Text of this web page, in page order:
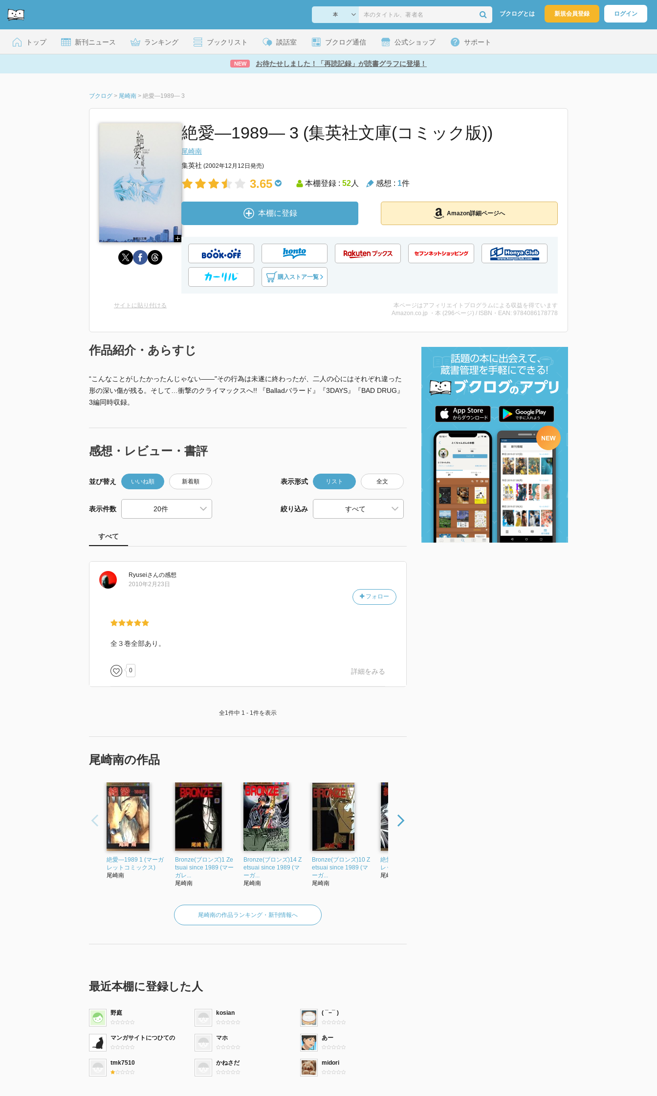
ブクログとは 新規会員登録 ログイン
トップ 新刊ニュース ランキング ブックリスト 談話室 ブクログ通信 公式ショップ サポート
NEW お待たせしました！「再読記録」が読書グラフに登場！
ブクログ > 尾崎南 > 絶愛―1989― 3
絶愛―1989― 3 (集英社文庫(コミック版))
尾崎南
集英社 (2002年12月12日発売)
3.65 本棚登録 : 52人 感想 : 1件
本棚に登録 Amazon詳細ページへ
購入ストア一覧
サイトに貼り付ける
本ページはアフィリエイトプログラムによる収益を得ています
Amazon.co.jp ・本 (296ページ) / ISBN・EAN: 9784086178778
作品紹介・あらすじ
“こんなことがしたかったんじゃない――"その行為は未遂に終わったが、二人の心にはそれぞれ違った
形の深い傷が残る。そして…衝撃のクライマックスへ!! 『Balladバラード』『3DAYS』『BAD DRUG』
3編同時収録。
感想・レビュー・書評
並び替え いいね順 新着順 表示形式 リスト 全文
表示件数 絞り込み
すべて
Ryuseiさんの感想
フォロー
2010年2月23日
全３巻全部あり。
0 詳細をみる
全1件中 1 - 1件を表示
尾崎南の作品
絶愛―1989 1 (マーガ
レットコミックス)
尾崎南
Bronze(ブロンズ)1 Ze
tsuai since 1989 (マー
ガレ...
尾崎南
Bronze(ブロンズ)14 Z
etsuai since 1989 (マ
ーガ...
尾崎南
Bronze(ブロンズ)10 Z
etsuai since 1989 (マ
ーガ...
尾崎南
絶愛―1989 4 (マーガ
レットコミックス)
尾崎南
尾崎南の作品ランキング・新刊情報へ
最近本棚に登録した人
野庭 kosian ( ¯−︎¯ )
マンガサイトにつひての マホ あー
tmk7510 かねさだ midori